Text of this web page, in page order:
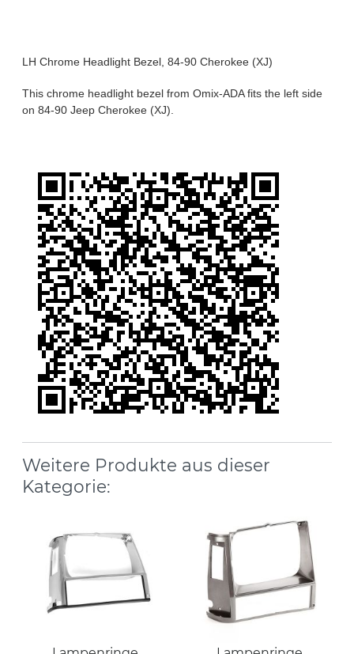
LH Chrome Headlight Bezel, 84-90 Cherokee (XJ)
This chrome headlight bezel from Omix-ADA fits the left side
on 84-90 Jeep Cherokee (XJ).
Weitere Produkte aus dieser
Kategorie: